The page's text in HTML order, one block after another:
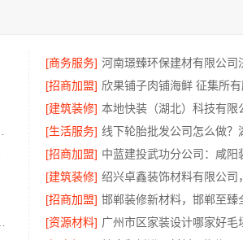
[商务服务]
[招商加盟]
[建筑装修]
[生活服务]
[招商加盟]
[建筑装修]
[招商加盟]
[资源材料]